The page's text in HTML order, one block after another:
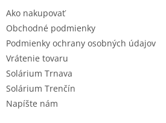
Ako nakupovať
Obchodné podmienky
Podmienky ochrany osobných údajov
Vrátenie tovaru
Solárium Trnava
Solárium Trenčín
Napíšte nám